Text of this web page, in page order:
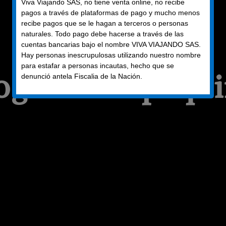
COLOMBIA
&
Viva Viajando SAS, no tiene venta online, no recibe
pagos a través de plataformas de pago y mucho menos
recibe pagos que se le hagan a terceros o personas
naturales. Todo pago debe hacerse a través de las
cuentas bancarias bajo el nombre VIVA VIAJANDO SAS.
Hay personas inescrupulosas utilizando nuestro nombre
para estafar a personas incautas, hecho que se
denunció antela Fiscalia de la Nación.